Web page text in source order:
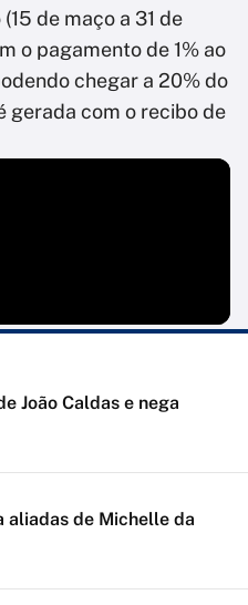
de maço a 31 de
o pagamento de 1% ao
chegar a 20% do
gerada com o recibo de
João Caldas e nega
aliadas de Michelle da